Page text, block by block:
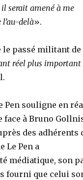
serait amené à me
delà».
le passé militant de
réel plus important
Pen souligne en
face à Bruno
des adhérents
Le Pen a
médiatique, son
fourni que celui